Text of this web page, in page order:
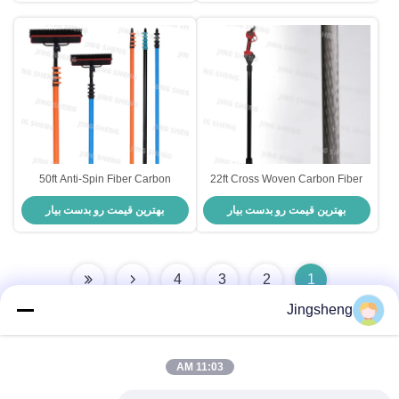
22ft Cross Woven Carbon Fiber
Plug-in Tree Pruner برای جنگلکاری
2000 باتری لیتیوم یون OEM
بهترین قیمت رو بدست بیار
50ft Anti-Spin Fiber Carbon
Telescopic Window Cleaning Pole
برای تمیز کردن پنجره های بلند، پنل
های خورشیدی
بهترین قیمت رو بدست بیار
1
2
3
4
Jingsheng
11:03 AM